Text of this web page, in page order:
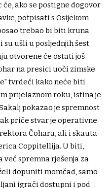
ako se postigne dogovor
potpisati s Osijekom
trebao bi biti kruna
su ušli u posljednjih šest
otvorene će ostati još
na presici uoči zimske
tvrdeći kako neće biti
prijelaznom roku, istina je
pokazao je spremnost
priče stvar je operativne
Čohara, ali i skauta
Coppitellija. U biti,
već spremna rješenja za
dopuniti momčad, samo
igrači dostupni i pod